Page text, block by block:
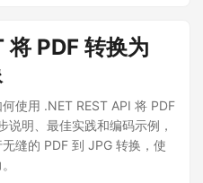
PDF 转换为
使用 .NET REST API 将 PDF
明、最佳实践和编码示例，
缝的 PDF 到 JPG 转换，使